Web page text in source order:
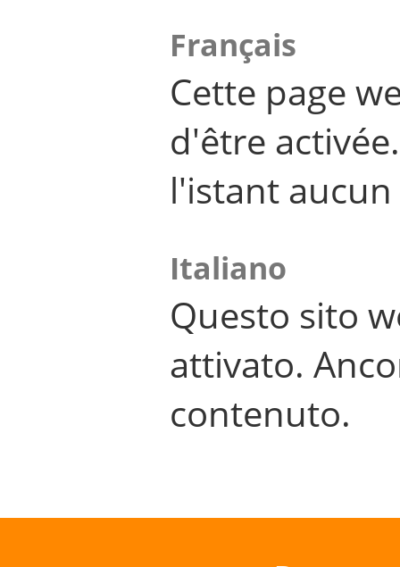
Français
Cette page
d'être
l'istant
Italiano
Questo sito
attivato.
contenuto.